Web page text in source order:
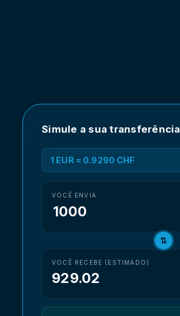
Simule a sua transferência
1 EUR = 0.9290 CHF
VOCÊ ENVIA
⇅
VOCÊ RECEBE (ESTIMADO)
929.02